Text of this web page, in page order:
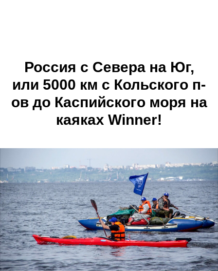
Россия с Севера на Юг,
или 5000 км с Кольского п-
ов до Каспийского моря на
каяках Winner!